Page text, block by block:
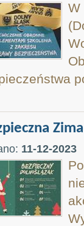
W
11-12-2023